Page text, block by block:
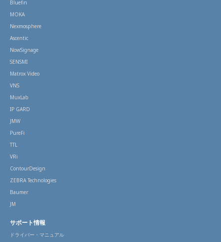
Bluefin
MOKA
Nexmosphere
Ascentic
NowSignage
SENSMI
Matrox Video
VNS
MuxLab
IP GARD
JMW
PureFi
TTL
VRi
ContourDesign
ZEBRA Technologies
Baumer
JM
サポート情報
ドライバー・マニュアル